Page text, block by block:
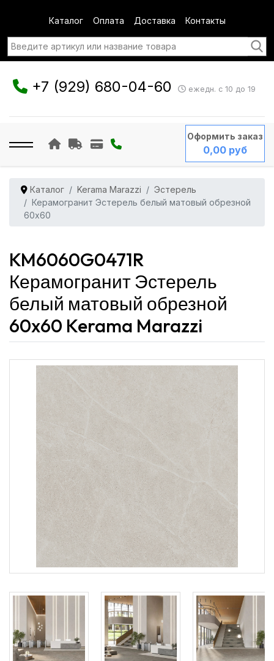
Каталог Оплата Доставка Контакты
+7 (929) 680-04-60 ежедн. с 10 до 19
Оформить заказ
0,00 руб
Каталог Kerama Marazzi
Эстерель
Керамогранит Эстерель белый матовый обрезной
60x60
KM6060G0471R
Керамогранит Эстерель
белый матовый обрезной
60x60 Kerama Marazzi